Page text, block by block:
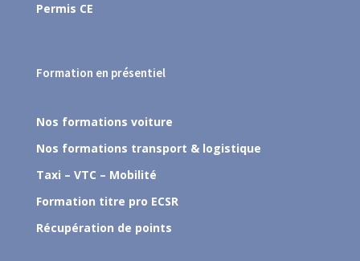
Permis CE
Formation en présentiel
Nos formations voiture
Nos formations transport & logistique
Taxi – VTC – Mobilité
Formation titre pro ECSR
Récupération de points